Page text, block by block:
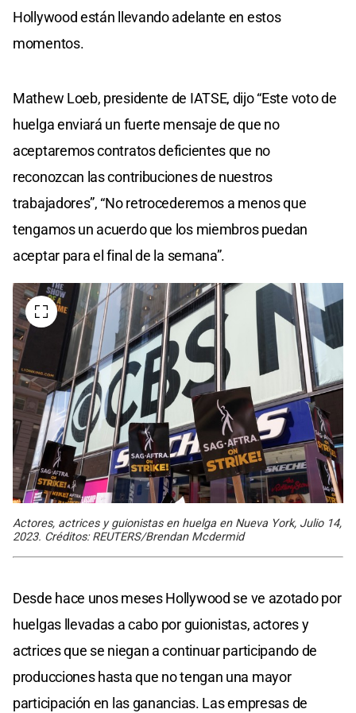
Hollywood están llevando adelante en estos
momentos.
Mathew Loeb, presidente de IATSE, dijo “Este voto de
huelga enviará un fuerte mensaje de que no
aceptaremos contratos deficientes que no
reconozcan las contribuciones de nuestros
trabajadores”, “No retrocederemos a menos que
tengamos un acuerdo que los miembros puedan
aceptar para el final de la semana”.
Actores, actrices y guionistas en huelga en Nueva York, Julio 14,
2023. Créditos: REUTERS/Brendan Mcdermid
Desde hace unos meses Hollywood se ve azotado por
huelgas llevadas a cabo por guionistas, actores y
actrices que se niegan a continuar participando de
producciones hasta que no tengan una mayor
participación en las ganancias. Las empresas de